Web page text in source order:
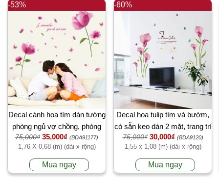
-53%
Decal cành hoa tím dán tường
phòng ngủ vợ chồng, phòng
khách vách kính đẹp
75,000₫ 35,000₫ (BDA91177)
1,76 X 0,68 (m) (dài x rộng)
Mua ngay
-60%
Decal hoa tulip tím và bướm,
có sẵn keo dán 2 mặt, trang trí
phòng khách tại TPHCM
75,000₫ 30,000₫ (BDA9120)
1,55 x 1,08 (m) (dài x rộng)
Mua ngay